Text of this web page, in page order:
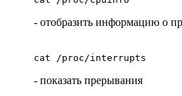
- отобразить информацию о
cat /proc/interrupts
- показать прерывания